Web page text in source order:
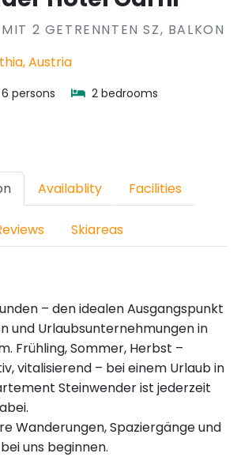
2 GETRENNTEN SZ, BALKON
Austria
persons
2 bedrooms
Availablity Facilities
Skiareas
– den idealen Ausgangspunkt
und Urlaubsunternehmungen in
Frühling, Sommer, Herbst –
vitalisierend – bei einem Urlaub in
Steinwender ist jederzeit
Wanderungen, Spaziergänge und
uns beginnen.